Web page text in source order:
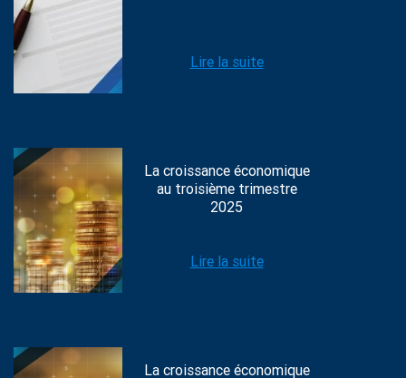
Lire la suite
La croissance économique
au troisième trimestre
2025
Lire la suite
La croissance économique